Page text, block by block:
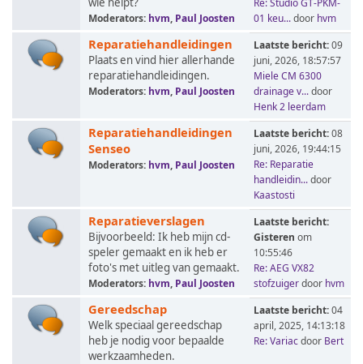
Moderators: hvm, Paul Joosten
Re: Studio GT-PKM-
01 keu...door hvm
Reparatiehandleidingen
Plaats en vind hier allerhande
reparatiehandleidingen.
Moderators: hvm, Paul Joosten
Laatste bericht:09
juni, 2026, 18:57:57
Miele CM 6300
drainage v...door
Henk 2 leerdam
Reparatiehandleidingen
Senseo
Moderators: hvm, Paul Joosten
Laatste bericht:08
juni, 2026, 19:44:15
Re: Reparatie
handleidin...door
Kaastosti
Reparatieverslagen
Bijvoorbeeld: Ik heb mijn cd-
speler gemaakt en ik heb er
foto's met uitleg van gemaakt.
Moderators: hvm, Paul Joosten
Laatste bericht:
Gisteren om
10:55:46
Re: AEG VX82
stofzuigerdoor hvm
Gereedschap
Welk speciaal gereedschap
heb je nodig voor bepaalde
werkzaamheden.
Laatste bericht:04
april, 2025, 14:13:18
Re: Variacdoor Bert